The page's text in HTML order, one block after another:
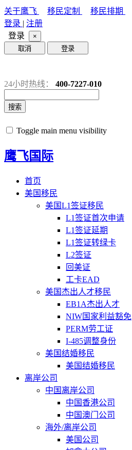
关于鹰飞 移民定制 移民排期
登录 | 注册
登录
×
取消
登录
24小时热线： 400-7227-010
搜索
Toggle main menu visibility
鹰飞国际
首页
美国移民
美国L1签证移民
L1签证首次申请
L1签证延期
L1签证转绿卡
L2签证
回美证
工卡EAD
美国杰出人才移民
EB1A杰出人才
NIW国家利益豁免
PERM劳工证
I-485调整身份
美国结婚移民
美国结婚移民
离岸公司
中国离岸公司
中国香港公司
中国澳门公司
海外/离岸公司
美国公司